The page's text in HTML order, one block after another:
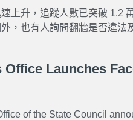
上升，追蹤人數已突破 1.2
，也有人詢問翻牆是否違法
Office Launches
of the State Council